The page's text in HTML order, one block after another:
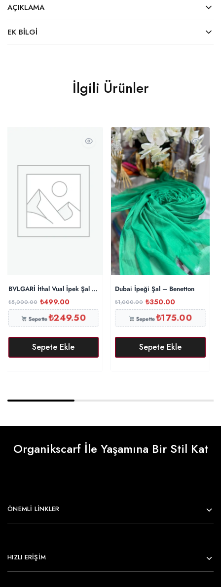
AÇIKLAMA
EK BILGI
İlgili Ürünler
BVLGARİ İthal Vual İpek Şal – Siyah
₺5,000.00 ₺499.00
Sepette₺249.50
Sepete Ekle
Dubai İpeği Şal – Benetton
₺1,000.00 ₺350.00
Sepette₺175.00
Sepete Ekle
Organikscarf İle Yaşamına Bir Stil Kat
ÖNEMLI LINKLER
HIZLI ERİŞİM